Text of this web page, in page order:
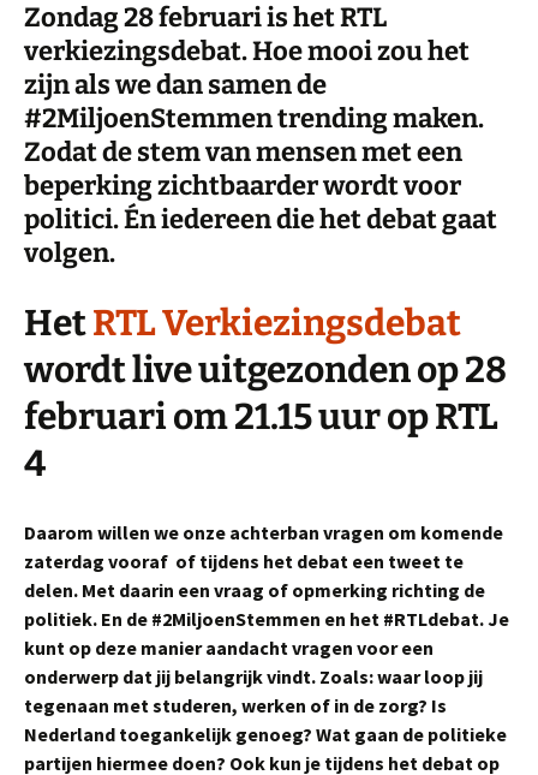
Zondag 28 februari is het RTL
verkiezingsdebat. Hoe mooi zou het
zijn als we dan samen de
#2MiljoenStemmen trending maken.
Zodat de stem van mensen met een
beperking zichtbaarder wordt voor
politici. Én iedereen die het debat gaat
volgen.
HetRTL Verkiezingsdebat
wordt live uitgezonden op 28
februari om 21.15 uur op RTL
4
Daarom willen we onze achterban vragen om komende
zaterdag vooraf of tijdens het debat een tweet te
delen. Met daarin een vraag of opmerking richting de
politiek. En de #2MiljoenStemmen en het #RTLdebat. Je
kunt op deze manier aandacht vragen voor een
onderwerp dat jij belangrijk vindt. Zoals: waar loop jij
tegenaan met studeren, werken of in de zorg? Is
Nederland toegankelijk genoeg? Wat gaan de politieke
partijen hiermee doen? Ook kun je tijdens het debat op